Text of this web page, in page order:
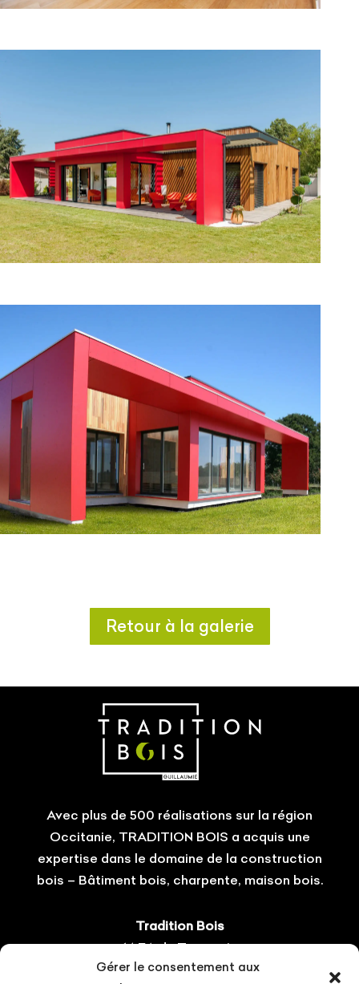
Gérer le consentement aux
Retour à la galerie
Avec plus de 500 réalisations sur la région
Occitanie, TRADITION BOIS a acquis une
expertise dans le domaine de la construction
bois – Bâtiment bois, charpente, maison bois.
Tradition Bois
14 ZA du Tourneris
31470 Bonrepos-sur-Aussonnelle